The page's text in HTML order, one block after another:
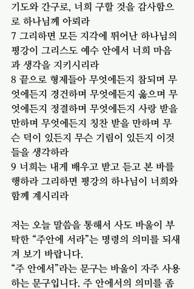
기도와 간구로, 너희 구할 것을 감사함으
로 하나님께 아뢰라
7 그리하면 모든 지각에 뛰어난 하나님의
평강이 그리스도 예수 안에서 너희 마음
과 생각을 지키시리라
8 끝으로 형제들아 무엇에든지 참되며 무
엇에든지 경건하며 무엇에든지 옳으며 무
엇에든지 정결하며 무엇에든지 사랑 받을
만하며 무엇에든지 칭찬 받을 만하며 무
슨 덕이 있든지 무슨 기림이 있든지 이것
들을 생각하라
9 너희는 내게 배우고 받고 듣고 본 바를
행하라 그리하면 평강의 하나님이 너희와
함께 계시리라
저는 오늘 말씀을 통해서 사도 바울이 부
탁한 “주안에 서라”는 명령의 의미를 되새
겨 보기 바랍니다.
“주 안에서”라는 문구는 바울이 자주 사용
하는 문구입니다. 주 안에서의 의미를 좀